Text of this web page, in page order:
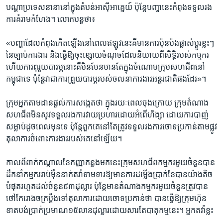
បណ្តា​ប្រទេស​នានា​នៅ​ក្នុង​តំបន់​អាស៊ី​អាគ្នេយ៍ ប៉ុន្តែ​បញ្ហា​នេះ​កំពុង​ទទួលរង​
ការ​គំរាមកំហែង។ លោក​បន្តថា៖
«បញ្ហា​ដែល​កំពុង​កើត​ឡើង​នៅ​ពេល​ឥឡូវ​នេះ​គឺ​មាន​ការប៉ុន​ប៉ង​ផ្លាស់​ប្តូរ​ខ្លះ​ៗ​
នៃច្បាប់​ការងារ និង​ធ្វើ​ឱ្យ​ចុះ​ខ្សោយ​ចំណុច​ដែល​និយាយ​ពី​សិទ្ធិ​របស់​កម្មករ​
ហើយ​ការព្​រួយ​បារម្ភ​នោះ​គឺ​មិន​មែនមាន​តែ​ក្នុង​ចំណោម​ក្រុម​សហជីព​នៅ
កម្ពុជា​ទេ ប៉ុន្តែ​វា​ជា​ការ​ព្រួយ​បារម្ភ​របស់​ចលនា​ការងារអន្តរជាតិ​ផង​ដែរ»។
ក្រុម​អ្នក​តាម​ដានផ្តល់​ការ​សង្កេតថា ក្នុង​រយៈ​ពេល​ចុង​ក្រោយ ក្រុម​តំណាង​
សហជីព​មិន​សូវ​ទទួល​រង​ការ​វាយ​ប្រហារ​ដោយ​អំពើហិង្សា ដោយ​ការ​បាញ់​
សម្លាប់​ដូច​ពេល​មុន​ទេ ប៉ុន្តែ​ពួក​គេ​នៅ​តែត្រូវទទួល​រង​ការ​ចោទ​ប្រកាន់​តាម​ផ្លូវ​
តុលាការ​ចំពោះការងារ​របស់​គេ​នៅ​ឡើយ។
កាល​ពី​ពាក់​កណ្តាល​ខែកញ្ញា​កន្លង​មក​នេះ​ក្រុម​សហជីព​កម្មករ​មួយ​ចំនួន​បាន​
ដឹកនាំ​កម្មករ​រាប់​ម៉ឺន​នាក់​តវ៉ា​ទាម​ទារ​ឱ្យ​មាន​ការដម្លើង​ប្រាក់​ខែ​បាន​យ៉ាងតិច​
បំផុតរហូត​ដល់​ចំនួន​៩៣​ដុល្លារ ប៉ុន្តែ​មាន​តំណាង​កម្មករ​មួយ​ចំនួន​ត្រូវ​បាន​
ថៅកែ​រោងចក្រ​ប្តឹង​ទៅ​តុលាការ​ដោយ​ចោទ​ប្រកាន់​ថា បាន​ធ្វើ​ឱ្យ​ក្រុម​ហ៊ុន​
ខាត​បង់​ប្រាក់​ប្រមាណ​១៥​លាន​ដុល្លា​រដោយសារ​តែ​បាតុកម្ម​នេះ។ ​អ្នក​តវ៉ា​ខ្លះ​